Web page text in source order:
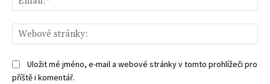
Uložit mé jméno, e-mail a webové stránky v tomto prohlížeči pro
příště i komentář.